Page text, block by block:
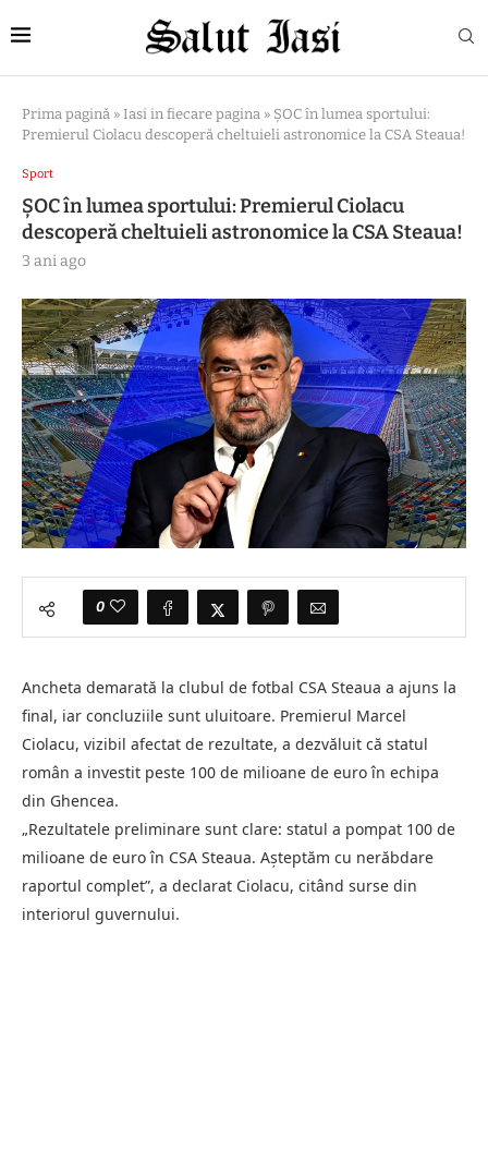
Prima pagină » Iasi in fiecare pagina » ȘOC în lumea sportului:
Premierul Ciolacu descoperă cheltuieli astronomice la CSA Steaua!
Sport
ȘOC în lumea sportului: Premierul Ciolacu
descoperă cheltuieli astronomice la CSA Steaua!
3 ani ago
0
Ancheta demarată la clubul de fotbal CSA Steaua a ajuns la
final, iar concluziile sunt uluitoare. Premierul Marcel
Ciolacu, vizibil afectat de rezultate, a dezvăluit că statul
român a investit peste 100 de milioane de euro în echipa
din Ghencea.
„Rezultatele preliminare sunt clare: statul a pompat 100 de
milioane de euro în CSA Steaua. Așteptăm cu nerăbdare
raportul complet”, a declarat Ciolacu, citând surse din
interiorul guvernului.